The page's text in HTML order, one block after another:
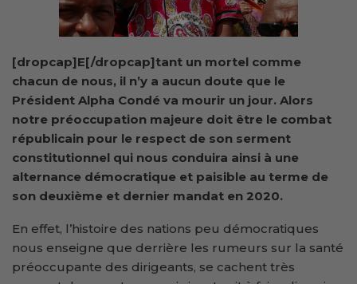
[dropcap]E[/dropcap]tant un mortel comme
chacun de nous, il n’y a aucun doute que le
Président Alpha Condé va mourir un jour. Alors
notre préoccupation majeure doit être le combat
républicain pour le respect de son serment
constitutionnel qui nous conduira ainsi à une
alternance démocratique et paisible au terme de
son deuxième et dernier mandat en 2020.
En effet, l’histoire des nations peu démocratiques
nous enseigne que derrière les rumeurs sur la santé
préoccupante des dirigeants, se cachent très